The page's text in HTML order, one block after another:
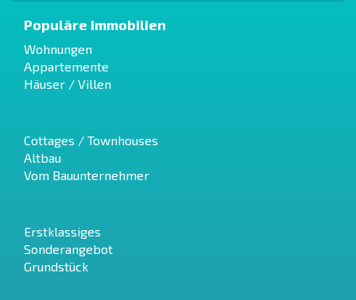
Populäre Immobilien
Wohnungen
Appartemente
Häuser / Villen
Cottages / Townhouses
Altbau
Vom Bauunternehmer
Erstklassiges
Sonderangebot
Grundstück